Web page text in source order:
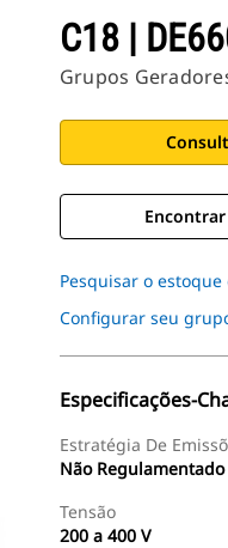
C18 |
Grupos
Pesquisar o
Configurar seu
Especificações-
Estratégia De
Não Regulamentado
Tensão
200 a 400 V